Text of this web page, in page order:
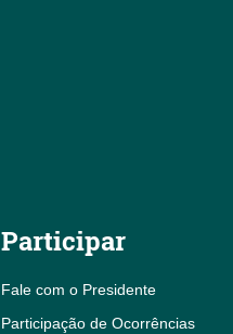
Participar
Fale com o Presidente
Participação de Ocorrências